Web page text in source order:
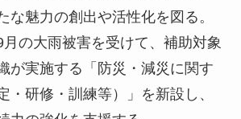
な魅力の創出や活性化を図る。
の大雨被害を受けて、補助対象
が実施する「防災・減災に関す
・研修・訓練等）」を新設し、